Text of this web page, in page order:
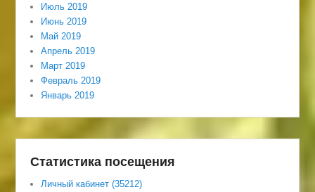
Июль 2019
Июнь 2019
Май 2019
Апрель 2019
Март 2019
Февраль 2019
Январь 2019
Статистика посещения
Личный кабинет (35212)